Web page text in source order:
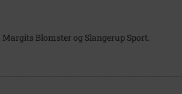
Margits Blomster og Slangerup Sport.